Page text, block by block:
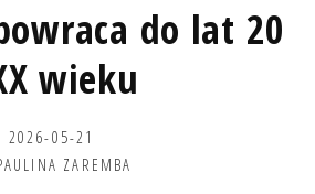
do lat 20
wieku
2026-05-21
ZAREMBA